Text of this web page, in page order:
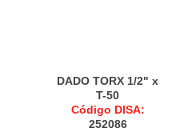
DADO TORX 1/2" x
T-50
Código DISA:
252086